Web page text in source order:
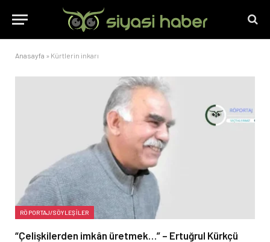
Anasayfa » Kürtlerin inkarı
RÖPORTAJ/SÖYLEŞILER
“Çelişkilerden imkân üretmek…” – Ertuğrul Kürkçü